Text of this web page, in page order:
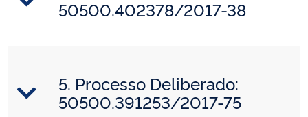
50500.402378/2017-38
5. Processo Deliberado:
50500.391253/2017-75